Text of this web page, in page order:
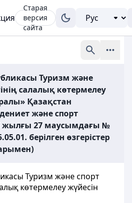
Старая
версия
сайта
Туризм және
салалық көтермелеу
Қазақстан
және спорт
жылғы 27 маусымдағы №
берілген өзгерістер
Туризм және спорт
көтермелеу жүйесін